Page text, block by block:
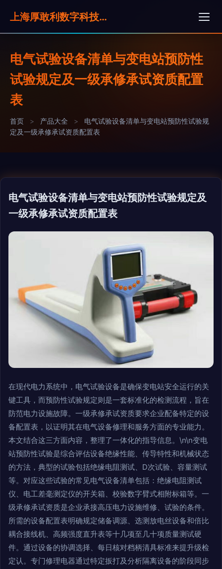
上海厚敢利数字科技有限公司
电气试验设备清单与变电站预防性
试验规定及一级承修承试资质配置
表
首页 > 产品大全 >
电气试验设备清单与变电站预防性试验规
定及一级承修承试资质配置表
电气试验设备清单与变电站预防性试验规定及
一级承修承试资质配置表
在现代电力系统中，电气试验设备是确保变电站安全运行的关
键工具，而预防性试验规定则是一套标准化的检测流程，旨在
防范电力设施故障。一级承修承试资质要求企业配备特定的设
备配置表，以证明其在电气设备修理和服务方面的专业能力。
本文结合这三方面内容，整理了一体化的指导信息。\n\n变电
站预防性试验是综合评估设备绝缘性能、传导特性和机械状态
的方法，典型的试验包括绝缘电阻测试、D次试验、容量测试
等。对应这些试验的常见电气设备清单包括：绝缘电阻测试
仪、电工差毫测定仪的开关箱、校验数字臂式相附标箱等。一
级承修承试资质是企业承接高压电力设施维修、试验的条件。
所需的设备配置表明确规定储备调源、选测放电丝设备和倍比
耦合接线机、高频强度直升表等十几项至几十项质量测试硬
件。通过设备的协调选择、每日核对档柄清具标准来提升级检
定认。专门修理电器通过特定扳打及分析隔离设备的阶段同步